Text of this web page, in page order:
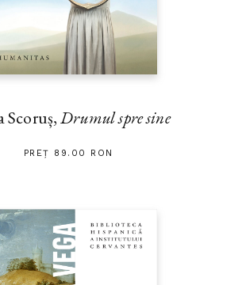
Scoruș,Drumul spre sine
PREȚ 89.00 RON